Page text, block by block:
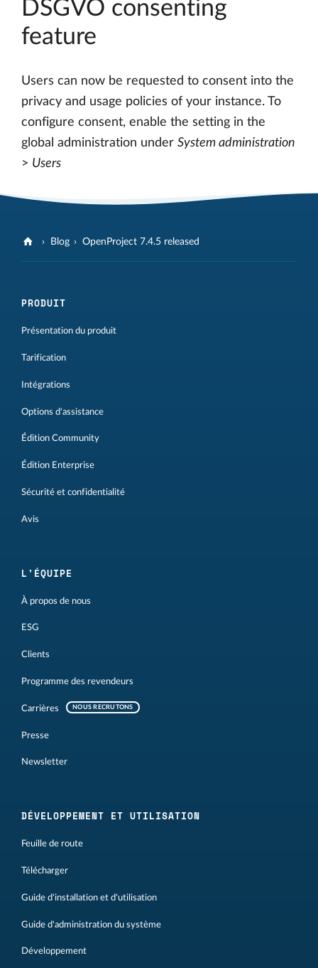
DSGVO consenting
feature
Users can now be requested to consent into the
privacy and usage policies of your instance. To
configure consent, enable the setting in the
global administration under System administration
> Users
Blog OpenProject 7.4.5 released
PRODUIT
Présentation du produit
Tarification
Intégrations
Options d'assistance
Édition Community
Édition Enterprise
Sécurité et confidentialité
Avis
L'ÉQUIPE
À propos de nous
ESG
Clients
Programme des revendeurs
Carrières NOUS RECRUTONS
Presse
Newsletter
DÉVELOPPEMENT ET UTILISATION
Feuille de route
Télécharger
Guide d'installation et d'utilisation
Guide d'administration du système
Développement